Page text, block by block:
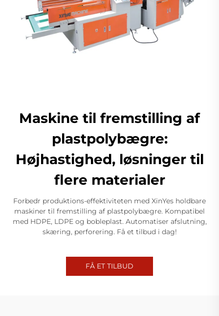
Maskine til fremstilling af
plastpolybægre:
Højhastighed, løsninger til
flere materialer
Forbedr produktions-effektiviteten med XinYes holdbare
maskiner til fremstilling af plastpolybægre. Kompatibel
med HDPE, LDPE og bobleplast. Automatiser afslutning,
skæring, perforering. Få et tilbud i dag!
FÅ ET TILBUD